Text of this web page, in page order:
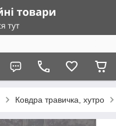
Ковдра травичка, хутро